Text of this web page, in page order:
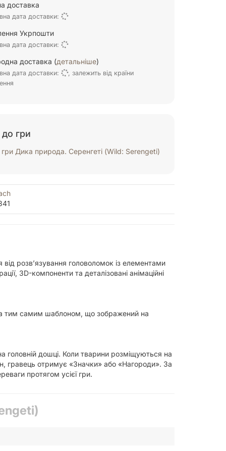
доставка
дата доставки:
Укрпошти
дата доставки:
доставка (детальніше)
дата доставки:
, залежить від країни
до гри
Дика природа. Серенгеті (Wild: Serengeti)
розв’язування головоломок із елементами
3D-компоненти та деталізовані анімаційні
тим самим шаблоном, що зображений на
головній дошці. Коли тварини розміщуються на
гравець отримує «Значки» або «Нагороди». За
протягом усієї гри.